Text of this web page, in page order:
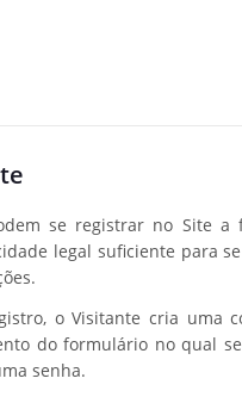
se registrar no Site
legal suficiente para
o Visitante cria uma
do formulário no qual
senha.